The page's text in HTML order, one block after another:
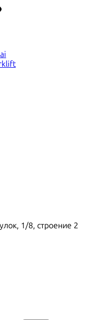
1/8, строение 2